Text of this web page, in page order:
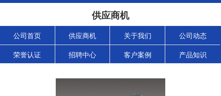
供应商机
公司首页 供应商机 关于我们 公司动态
荣誉认证 招聘中心 客户案例 产品知识